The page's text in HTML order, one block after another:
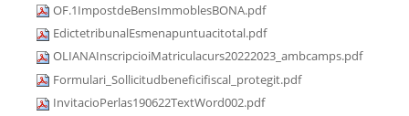
OF.1ImpostdeBensImmoblesBONA.pdf
EdictetribunalEsmenapuntuacitotal.pdf
OLIANAInscripcioiMatriculacurs20222023_ambcamps.pdf
Formulari_Sollicitudbeneficifiscal_protegit.pdf
InvitacioPerlas190622TextWord002.pdf